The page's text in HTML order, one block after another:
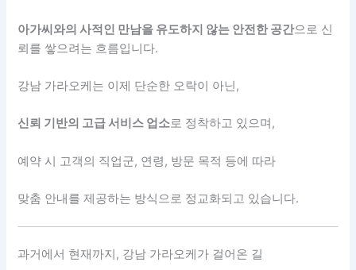
아가씨와의 사적인 만남을 유도하지 않는 안전한 공간으로 신
뢰를 쌓으려는 흐름입니다.
강남 가라오케는 이제 단순한 오락이 아닌,
신뢰 기반의 고급 서비스 업소로 정착하고 있으며,
예약 시 고객의 직업군, 연령, 방문 목적 등에 따라
맞춤 안내를 제공하는 방식으로 정교화되고 있습니다.
과거에서 현재까지, 강남 가라오케가 걸어온 길